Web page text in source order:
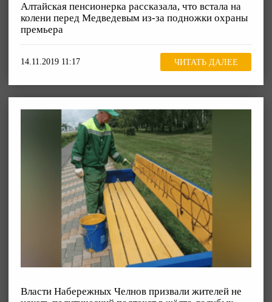
Алтайская пенсионерка рассказала, что встала на
колени перед Медведевым из-за подножки охраны
премьера
14.11.2019 11:17 ЧИТАТЬ ДАЛЕЕ
Власти Набережных Челнов призвали жителей не